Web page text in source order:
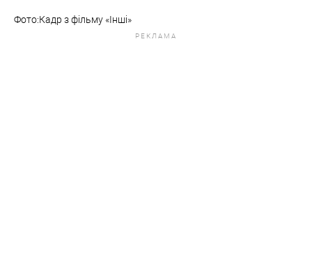
Фото:Кадр з фільму «Інші»
РЕКЛАМА